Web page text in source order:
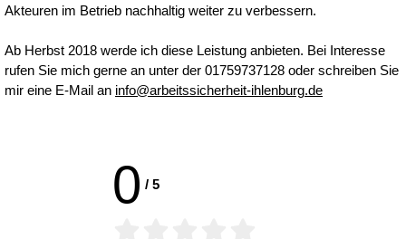
Akteuren im Betrieb nachhaltig weiter zu verbessern.
Ab Herbst 2018 werde ich diese Leistung anbieten. Bei Interesse
rufen Sie mich gerne an unter der 01759737128 oder schreiben Sie
mir eine E-Mail an info@arbeitssicherheit-ihlenburg.de
0 / 5